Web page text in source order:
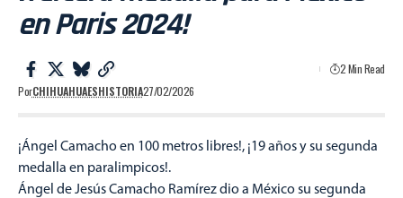
en Paris 2024!
PorCHIHUAHUAESHISTORIA27/02/2026
2 Min Read
¡Ángel Camacho en 100 metros libres!, ¡19 años y su segunda
medalla en paralimpicos!.
Ángel de Jesús Camacho Ramírez dio a México su segunda